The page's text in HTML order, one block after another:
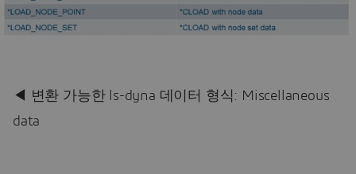
◀ 변환 가능한 ls-dyna 데이터 형식: Miscellaneous
data